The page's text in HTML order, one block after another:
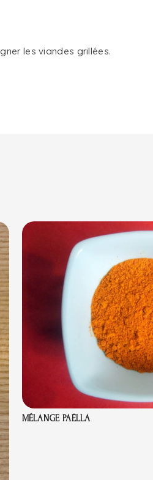
les viandes grillées.
MÉLANGE PAËLLA